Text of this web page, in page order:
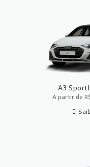
A3
A partir de